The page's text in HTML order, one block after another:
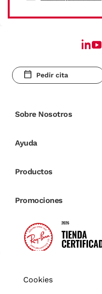
Pedir cita
Sobre Nosotros
Ayuda
Productos
Promociones
Cookies